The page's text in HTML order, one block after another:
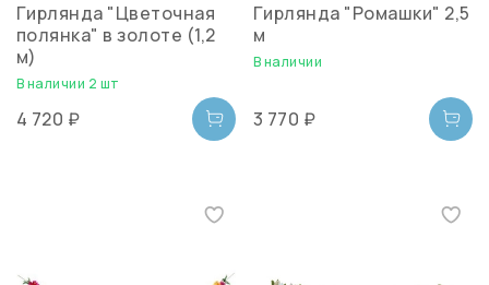
Гирлянда "Цветочная
полянка" в золоте (1,2
м)
В наличии 2 шт
4 720 ₽
Гирлянда "Ромашки" 2,5
м
В наличии
3 770 ₽